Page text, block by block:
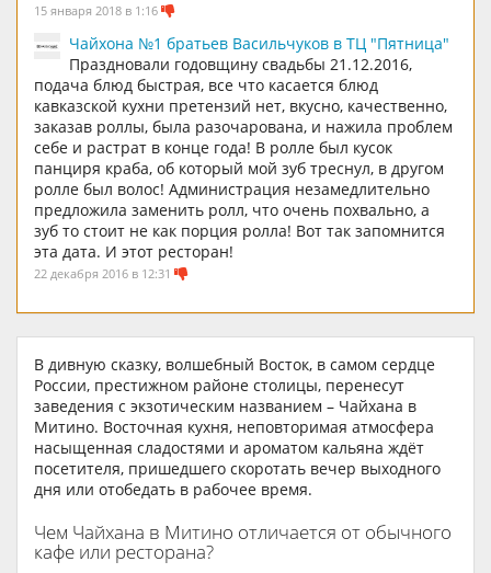
15 января 2018 в 1:16
Чайхона №1 братьев Васильчуков в ТЦ "Пятница"
Праздновали годовщину свадьбы 21.12.2016,
подача блюд быстрая, все что касается блюд
кавказской кухни претензий нет, вкусно, качественно,
заказав роллы, была разочарована, и нажила проблем
себе и растрат в конце года! В ролле был кусок
панциря краба, об который мой зуб треснул, в другом
ролле был волос! Администрация незамедлительно
предложила заменить ролл, что очень похвально, а
зуб то стоит не как порция ролла! Вот так запомнится
эта дата. И этот ресторан!
22 декабря 2016 в 12:31
В дивную сказку, волшебный Восток, в самом сердце
России, престижном районе столицы, перенесут
заведения с экзотическим названием – Чайхана в
Митино. Восточная кухня, неповторимая атмосфера
насыщенная сладостями и ароматом кальяна ждёт
посетителя, пришедшего скоротать вечер выходного
дня или отобедать в рабочее время.
Чем Чайхана в Митино отличается от обычного
кафе или ресторана?